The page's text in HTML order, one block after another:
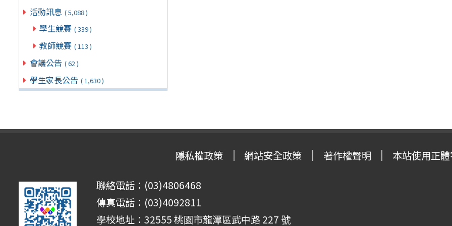
活動訊息 ( 5,088 )
學生競賽 ( 339 )
教師競賽 ( 113 )
會議公告 ( 62 )
學生家長公告 ( 1,630 )
隱私權政策 網站安全政策 著作權聲明 本站使用正
聯絡電話：(03)4806468
傳真電話：(03)4092811
學校地址：32555 桃園市龍潭區武中路 227 號